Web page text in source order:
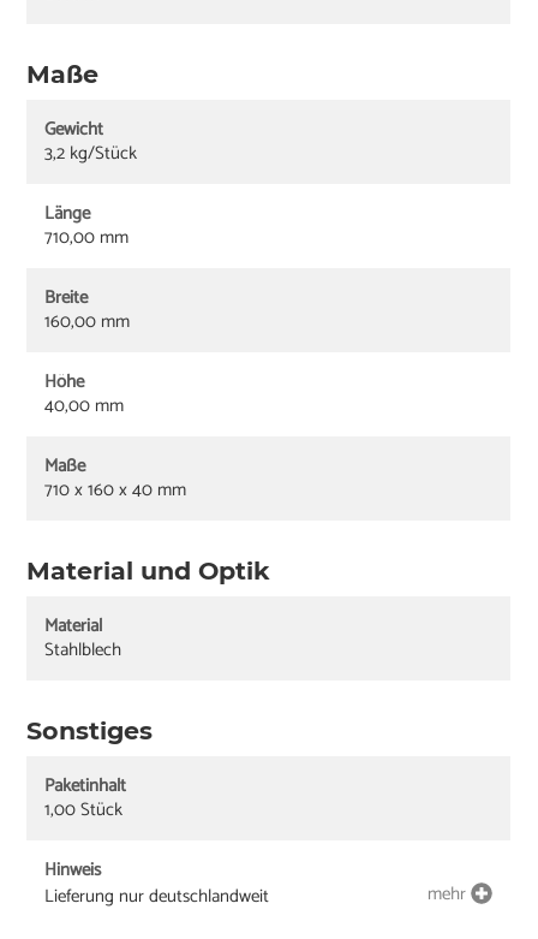
Maße
Gewicht
3,2 kg/Stück
Länge
710,00 mm
Breite
160,00 mm
Höhe
40,00 mm
Maße
710 x 160 x 40 mm
Material und Optik
Material
Stahlblech
Sonstiges
Paketinhalt
1,00 Stück
Hinweis
Lieferung nur deutschlandweit
mehr